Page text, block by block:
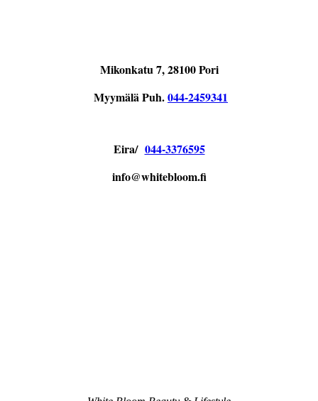
Mikonkatu 7, 28100 Pori
Myymälä Puh.044-2459341
Eira/ 044-3376595
info@whitebloom.fi